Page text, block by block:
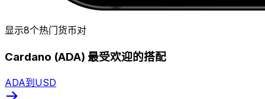
显示8个热门货币对
Cardano (ADA) 最受欢迎的搭配
ADA到USD